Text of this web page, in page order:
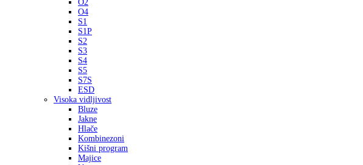
O2
O4
S1
S1P
S2
S3
S4
S5
S7S
ESD
Visoka vidljivost
Bluze
Jakne
Hlače
Kombinezoni
Kišni program
Majice